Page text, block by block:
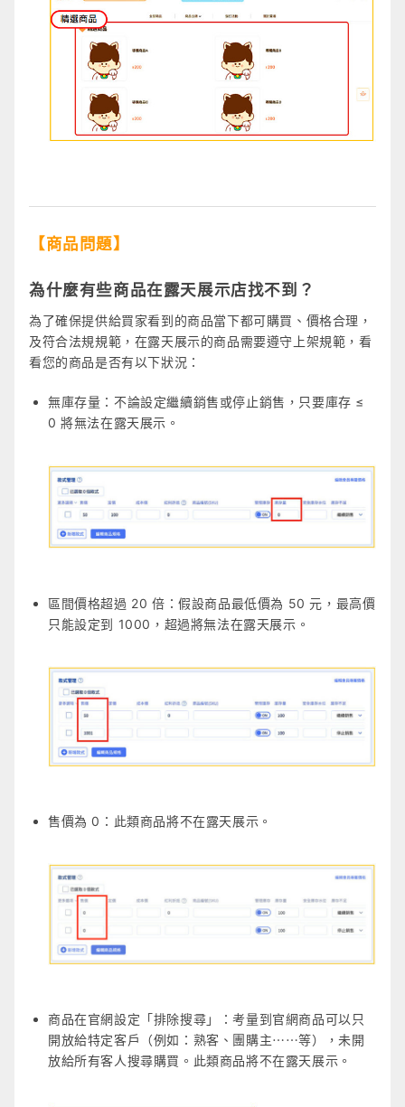
【商品問題】
為什麼有些商品在露天展示店找不到？
為了確保提供給買家看到的商品當下都可購買、價格合理，
及符合法規規範，在露天展示的商品需要遵守上架規範，看
看您的商品是否有以下狀況：
無庫存量：不論設定繼續銷售或停止銷售，只要庫存 ≤
0 將無法在露天展示。
區間價格超過 20 倍：假設商品最低價為 50 元，最高價
只能設定到 1000，超過將無法在露天展示。
售價為 0：此類商品將不在露天展示。
商品在官網設定「排除搜尋」：考量到官網商品可以只
開放給特定客戶（例如：熟客、團購主⋯⋯等），未開
放給所有客人搜尋購買。此類商品將不在露天展示。